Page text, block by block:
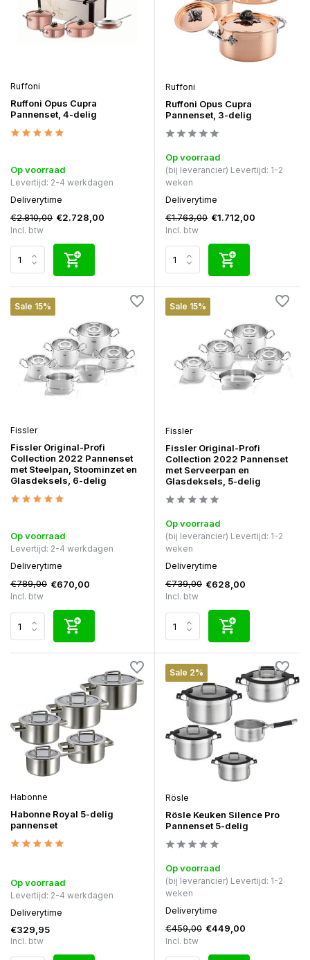
Ruffoni
Ruffoni Opus Cupra
Pannenset, 4-delig
Op voorraad
Levertijd: 2-4 werkdagen
Deliverytime
€2.810,00 €2.728,00
Incl. btw
Ruffoni
Ruffoni Opus Cupra
Pannenset, 3-delig
Op voorraad
(bij leverancier) Levertijd: 1-2
weken
Deliverytime
€1.763,00 €1.712,00
Incl. btw
Sale 15%
Fissler
Fissler Original-Profi
Collection 2022 Pannenset
met Steelpan, Stoominzet en
Glasdeksels, 6-delig
Op voorraad
Levertijd: 2-4 werkdagen
Deliverytime
€789,00 €670,00
Incl. btw
Sale 15%
Fissler
Fissler Original-Profi
Collection 2022 Pannenset
met Serveerpan en
Glasdeksels, 5-delig
Op voorraad
(bij leverancier) Levertijd: 1-2
weken
Deliverytime
€739,00 €628,00
Incl. btw
Habonne
Habonne Royal 5-delig
pannenset
Op voorraad
Levertijd: 2-4 werkdagen
Deliverytime
€329,95
Incl. btw
Sale 2%
Rösle
Rösle Keuken Silence Pro
Pannenset 5-delig
Op voorraad
(bij leverancier) Levertijd: 1-2
weken
Deliverytime
€459,00 €449,00
Incl. btw